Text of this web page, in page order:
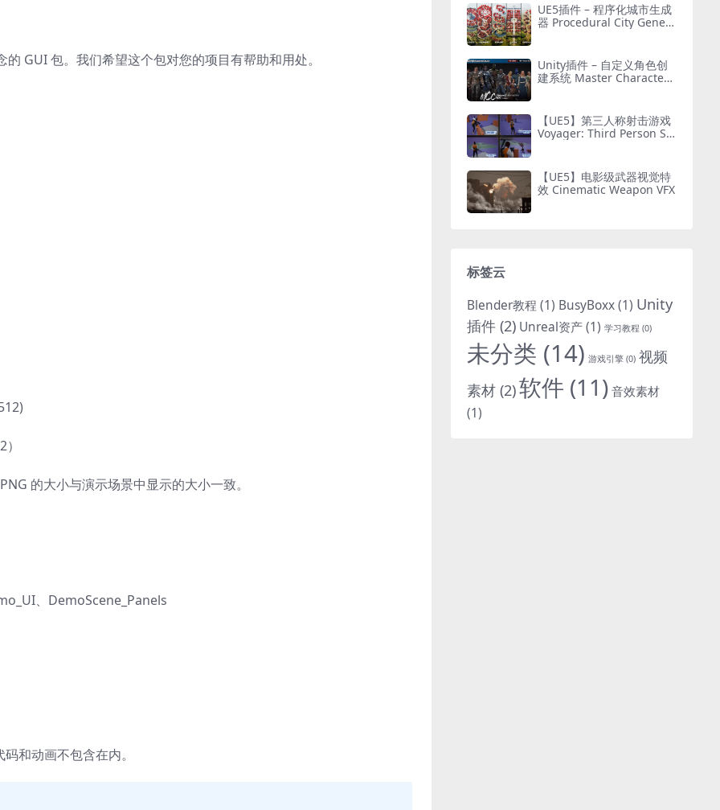
GUI 包。我们希望这个包对您的项目有帮助和用处。
的大小与演示场景中显示的大小一致。
、DemoScene_Panels
和动画不包含在内。
UE5插件 – 程序化城市生成
器 Procedural City Genera
Unity插件 – 自定义角色创
建系统 Master Character
【UE5】第三人称射击游戏
Voyager: Third Person Sh
【UE5】电影级武器视觉特
效 Cinematic Weapon VFX
标签云
Blender教程 (1) BusyBoxx(1) Unity
插件 (2) Unreal资产(1) 学习教程 (0)
未分类 (14) 游戏引擎 (0) 视频
素材 (2)软件 (11)音效素材
(1)